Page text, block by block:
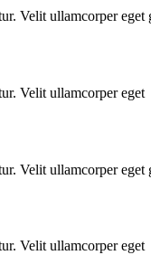
Velit ullamcorper
Velit ullamcorper eget
Velit ullamcorper
Velit ullamcorper eget